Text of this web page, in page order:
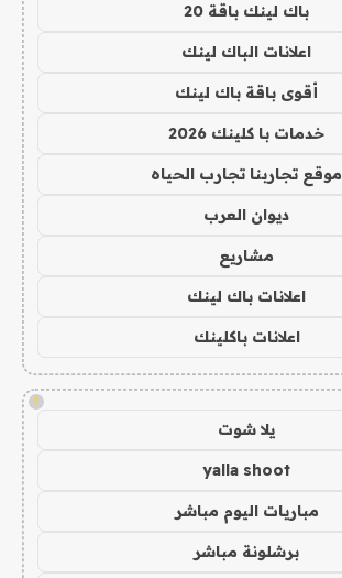
باك لينك باقة 20
اعلانات الباك لينك
أقوى باقة باك لينك
خدمات با كلينك 2026
موقع تجاربنا تجارب الحياه
ديوان العرب
مشاريع
اعلانات باك لينك
اعلانات باكلينك
!
يلا شوت
yalla shoot
مباريات اليوم مباشر
برشلونة مباشر